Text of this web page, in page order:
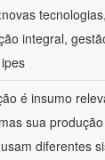
novas
integral,
é insumo
sua
diferentes